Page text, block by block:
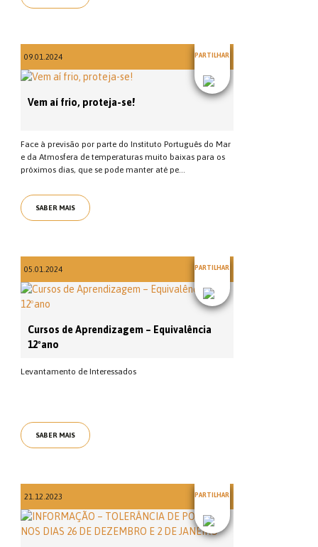
09.01.2024 PARTILHAR
Vem aí frio, proteja-se!
Face à previsão por parte do Instituto Português do Mar
e da Atmosfera de temperaturas muito baixas para os
próximos dias, que se pode manter até pe...
SABER MAIS
05.01.2024 PARTILHAR
Cursos de Aprendizagem – Equivalência
12ºano
Levantamento de Interessados
SABER MAIS
21.12.2023 PARTILHAR